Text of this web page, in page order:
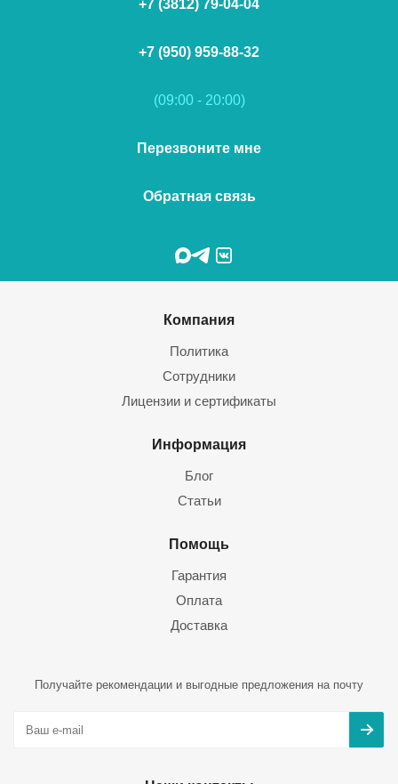
+7 (3812) 79-04-04
+7 (950) 959-88-32
(09:00 - 20:00)
Перезвоните мне
Обратная связь
Компания
Политика
Сотрудники
Лицензии и сертификаты
Информация
Блог
Статьи
Помощь
Гарантия
Оплата
Доставка
Получайте рекомендации и выгодные предложения на почту